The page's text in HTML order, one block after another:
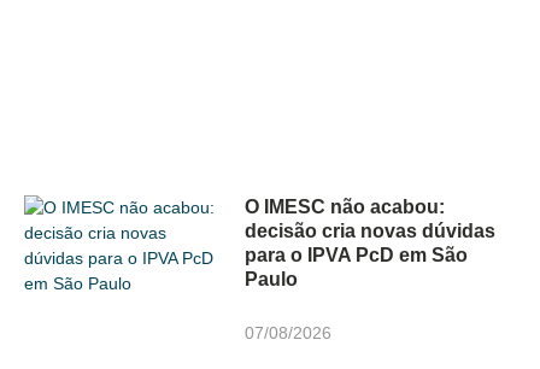
O IMESC não acabou:
decisão cria novas dúvidas
para o IPVA PcD em São
Paulo
07/08/2026